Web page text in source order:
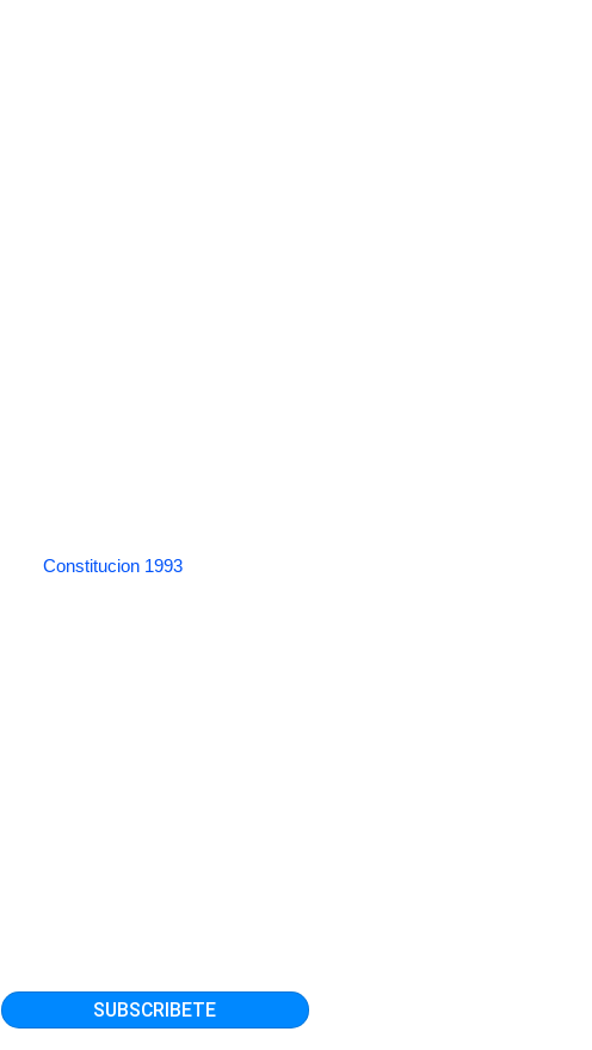
Constitucion 1993